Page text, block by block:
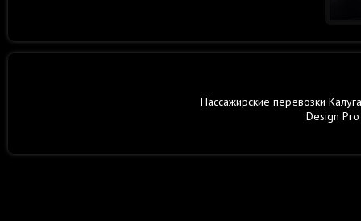
Пассажирские перевозки
Design